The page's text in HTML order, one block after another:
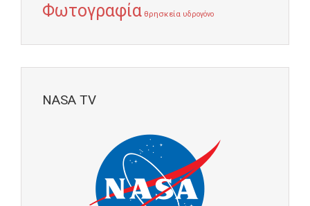
Φωτογραφία θρησκεία υδρογόνο
NASA TV